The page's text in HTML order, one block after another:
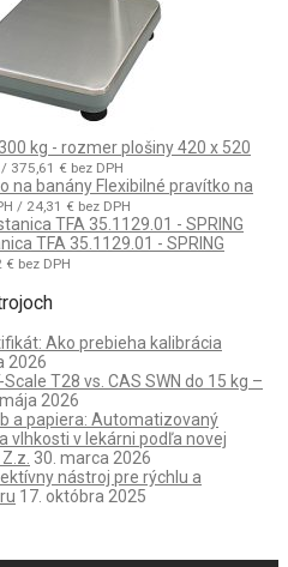
kg - rozmer plošiny 420 x 520
/ 375,61 € bez DPH
Flexibilné pravítko na
/ 24,31 € bez DPH
TFA 35.1129.01 - SPRING
€ bez DPH
Ako prebieha kalibrácia
2026
T28 vs. CAS SWN do 15 kg –
2026
a papiera: Automatizovaný
vlhkosti v lekárni podľa novej
30. marca 2026
nástroj pre rýchlu a
17. októbra 2025